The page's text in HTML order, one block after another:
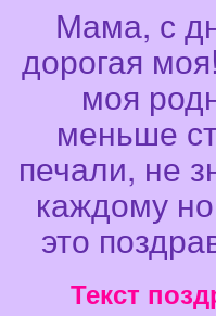
Мама, с
дорогая
моя
меньше
печали, не
каждому
это
Текст